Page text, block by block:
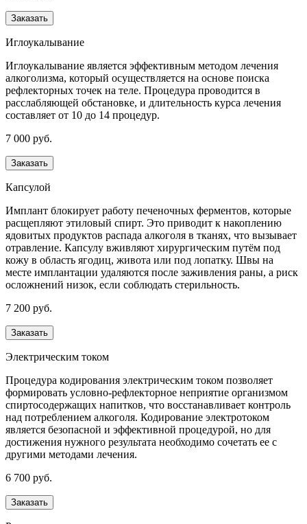
Заказать
Иглоукалывание
Иглоукалывание является эффективным методом лечения
алкоголизма, который осуществляется на основе поиска
рефлекторных точек на теле. Процедура проводится в
расслабляющей обстановке, и длительность курса лечения
составляет от 10 до 14 процедур.
7 000 руб.
Заказать
Капсулой
Имплант блокирует работу печеночных ферментов, которые
расщепляют этиловый спирт. Это приводит к накоплению
ядовитых продуктов распада алкоголя в тканях, что вызывает
отравление. Капсулу вживляют хирургическим путём под
кожу в область ягодиц, живота или под лопатку. Швы на
месте имплантации удаляются после заживления раны, а риск
осложнений низок, если соблюдать стерильность.
7 200 руб.
Заказать
Электрическим током
Процедура кодирования электрическим током позволяет
формировать условно-рефлекторное неприятие организмом
спиртосодержащих напитков, что восстанавливает контроль
над потреблением алкоголя. Кодирование электротоком
является безопасной и эффективной процедурой, но для
достижения нужного результата необходимо сочетать ее с
другими методами лечения.
6 700 руб.
Заказать